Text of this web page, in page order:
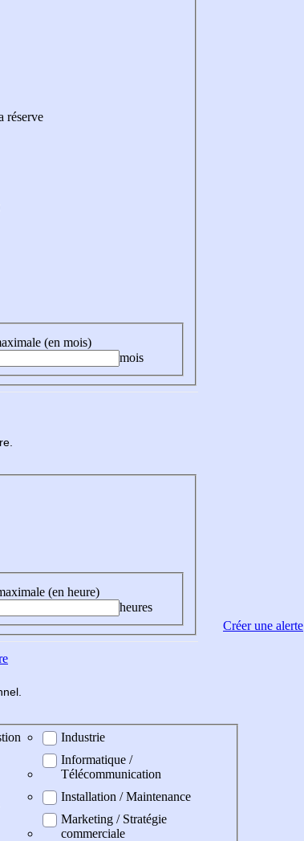
réserve
(en mois)
mois
(en heure)
heures
Industrie
Informatique /
Télécommunication
Installation / Maintenance
Marketing / Stratégie
commerciale
Créer une alerte